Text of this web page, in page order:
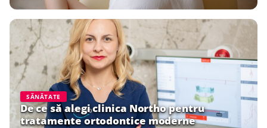
SĂNĂTATE
De ce să alegi clinica Northo pentru
tratamente ortodontice moderne